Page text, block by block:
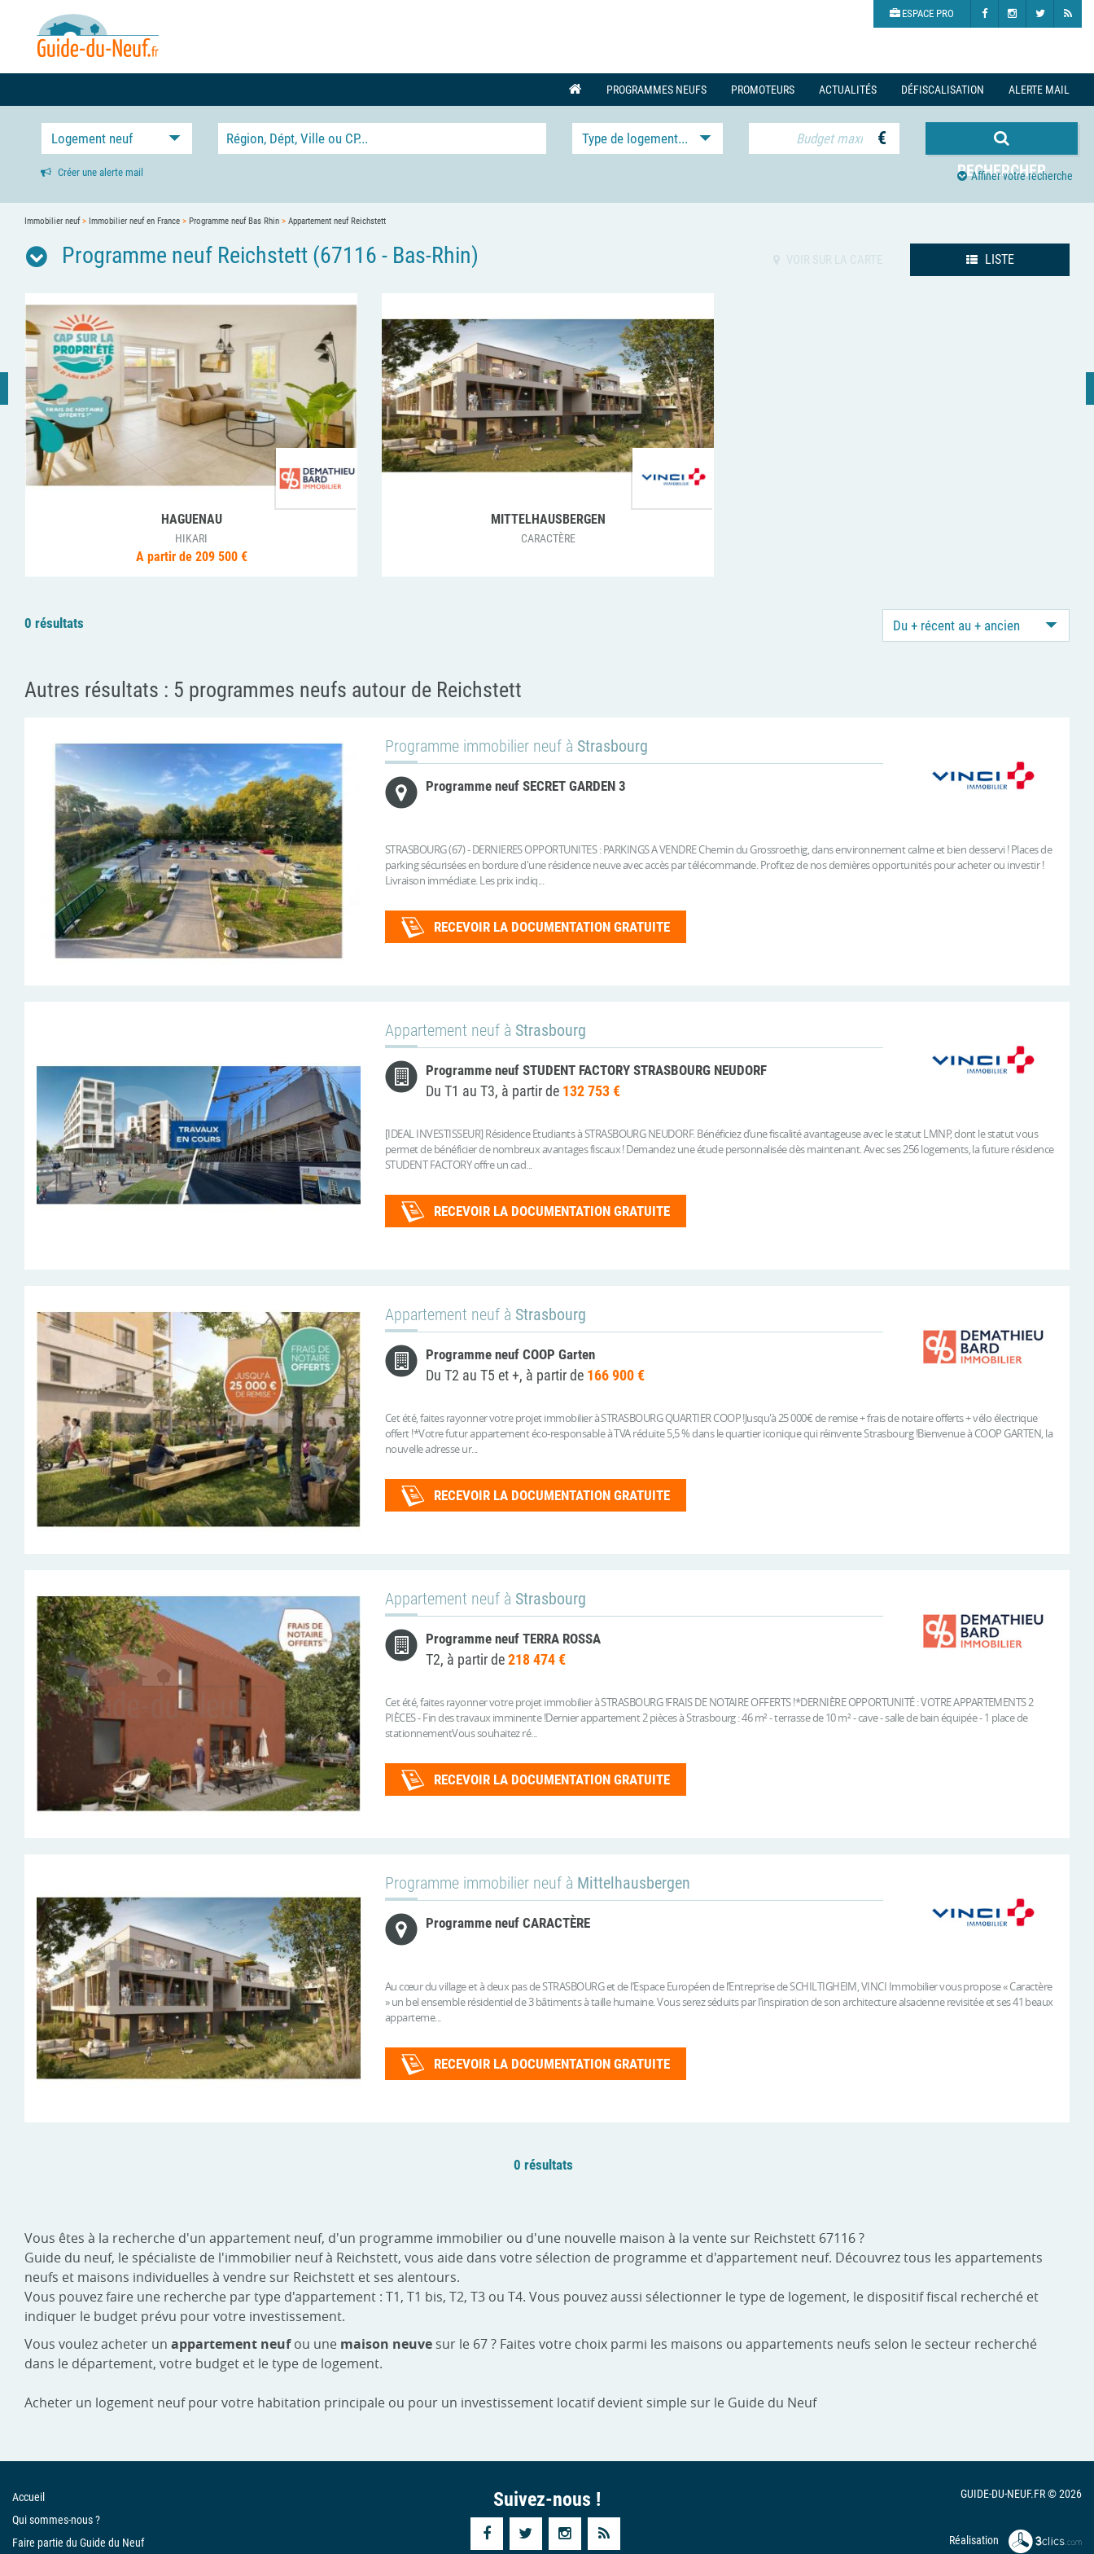
ESPACE PRO
PROGRAMMES NEUFS PROMOTEURS ACTUALITÉS DÉFISCALISATION ALERTE MAIL
Logement neuf Type de logement... €
RECHERCHER
Créer une alerte mail Affiner votre recherche
Immobilier neuf> Immobilier neuf en France > Programme neuf Bas Rhin > Appartement neuf Reichstett
Programme neuf Reichstett (67116 - Bas-Rhin) VOIR SUR LA CARTE LISTE
HAGUENAU
HIKARI
A partir de 209 500 €
MITTELHAUSBERGEN
CARACTÈRE
0 résultats Du + récent au + ancien
Autres résultats : 5 programmes neufs autour de Reichstett
Programme immobilier neuf à Strasbourg
Programme neuf SECRET GARDEN 3
STRASBOURG (67) - DERNIERES OPPORTUNITES : PARKINGS A VENDRE Chemin du Grossroethig, dans environnement calme et bien desservi ! Places de
parking sécurisées en bordure d'une résidence neuve avec accès par télécommande. Profitez de nos dernières opportunités pour acheter ou investir !
Livraison immédiate. Les prix indiq...
RECEVOIR LA DOCUMENTATION GRATUITE
Appartement neuf à Strasbourg
Programme neuf STUDENT FACTORY STRASBOURG NEUDORF
Du T1 au T3, à partir de 132 753 €
[IDEAL INVESTISSEUR] Résidence Etudiants à STRASBOURG NEUDORF. Bénéficiez d’une fiscalité avantageuse avec le statut LMNP, dont le statut vous
permet de bénéficier de nombreux avantages fiscaux ! Demandez une étude personnalisée dès maintenant. Avec ses 256 logements, la future résidence
STUDENT FACTORY offre un cad...
RECEVOIR LA DOCUMENTATION GRATUITE
Appartement neuf à Strasbourg
Programme neuf COOP Garten
Du T2 au T5 et +, à partir de 166 900 €
Cet été, faites rayonner votre projet immobilier à STRASBOURG QUARTIER COOP !Jusqu'à 25 000€ de remise + frais de notaire offerts + vélo électrique
offert !*Votre futur appartement éco-responsable à TVA réduite 5,5 % dans le quartier iconique qui réinvente Strasbourg !Bienvenue à COOP GARTEN, la
nouvelle adresse ur...
RECEVOIR LA DOCUMENTATION GRATUITE
Appartement neuf à Strasbourg
Programme neuf TERRA ROSSA
T2, à partir de218 474 €
Cet été, faites rayonner votre projet immobilier à STRASBOURG !FRAIS DE NOTAIRE OFFERTS !*DERNIÈRE OPPORTUNITÉ : VOTRE APPARTEMENTS 2
PIÈCES - Fin des travaux imminente !Dernier appartement 2 pièces à Strasbourg : 46 m² - terrasse de 10 m² - cave - salle de bain équipée - 1 place de
stationnementVous souhaitez ré...
RECEVOIR LA DOCUMENTATION GRATUITE
Programme immobilier neuf à Mittelhausbergen
Programme neuf CARACTÈRE
Au cœur du village et à deux pas de STRASBOURG et de l’Espace Européen de l’Entreprise de SCHILTIGHEIM, VINCI Immobilier vous propose « Caractère
» un bel ensemble résidentiel de 3 bâtiments à taille humaine. Vous serez séduits par l’inspiration de son architecture alsacienne revisitée et ses 41 beaux
apparteme...
RECEVOIR LA DOCUMENTATION GRATUITE
0 résultats
Vous êtes à la recherche d'un appartement neuf, d'un programme immobilier ou d'une nouvelle maison à la vente sur Reichstett 67116 ?
Guide du neuf, le spécialiste de l'immobilier neuf à Reichstett, vous aide dans votre sélection de programme et d'appartement neuf. Découvrez tous les appartements
neufs et maisons individuelles à vendre sur Reichstett et ses alentours.
Vous pouvez faire une recherche par type d'appartement : T1, T1 bis, T2, T3 ou T4. Vous pouvez aussi sélectionner le type de logement, le dispositif fiscal recherché et
indiquer le budget prévu pour votre investissement.
Vous voulez acheter un appartement neufou une maison neuve sur le 67 ? Faites votre choix parmi les maisons ou appartements neufs selon le secteur recherché
dans le département, votre budget et le type de logement.
Acheter un logement neuf pour votre habitation principale ou pour un investissement locatif devient simple sur le Guide du Neuf
Accueil
Qui sommes-nous ?
Faire partie du Guide du Neuf
Suivez-nous ! GUIDE-DU-NEUF.FR © 2026
Réalisation